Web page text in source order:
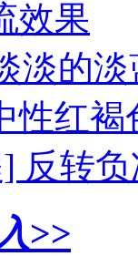
效果
淡的
性红褐
反转
>>